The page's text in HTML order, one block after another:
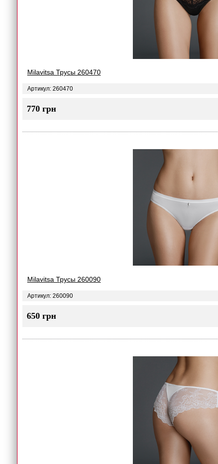
Milavitsa Трусы 260470
Артикул: 260470
770 грн
Milavitsa Трусы 260090
Артикул: 260090
650 грн